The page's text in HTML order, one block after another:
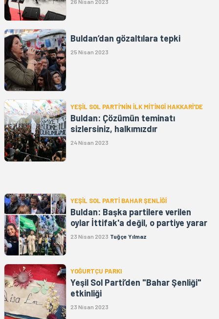
26 Nisan 2023
Buldan’dan gözaltılara tepki
25 Nisan 2023
YEŞİL SOL PARTİ'NİN İLK MİTİNGİ HAKKARİ'DE
Buldan: Çözümün teminatı
sizlersiniz, halkımızdır
24 Nisan 2023
YEŞİL SOL PARTİ BAHAR ŞENLİĞİ
Buldan: Başka partilere verilen
oylar İttifak'a değil, o partiye yarar
23 Nisan 2023 Tuğçe Yılmaz
YOĞURTÇU PARKI
Yeşil Sol Parti’den "Bahar Şenliği"
etkinliği
23 Nisan 2023